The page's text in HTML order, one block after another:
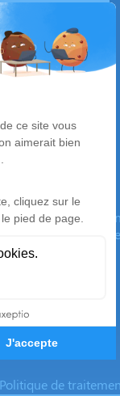
de la
de ses
Politique de